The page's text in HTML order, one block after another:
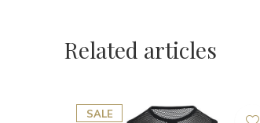
Related articles
SALE